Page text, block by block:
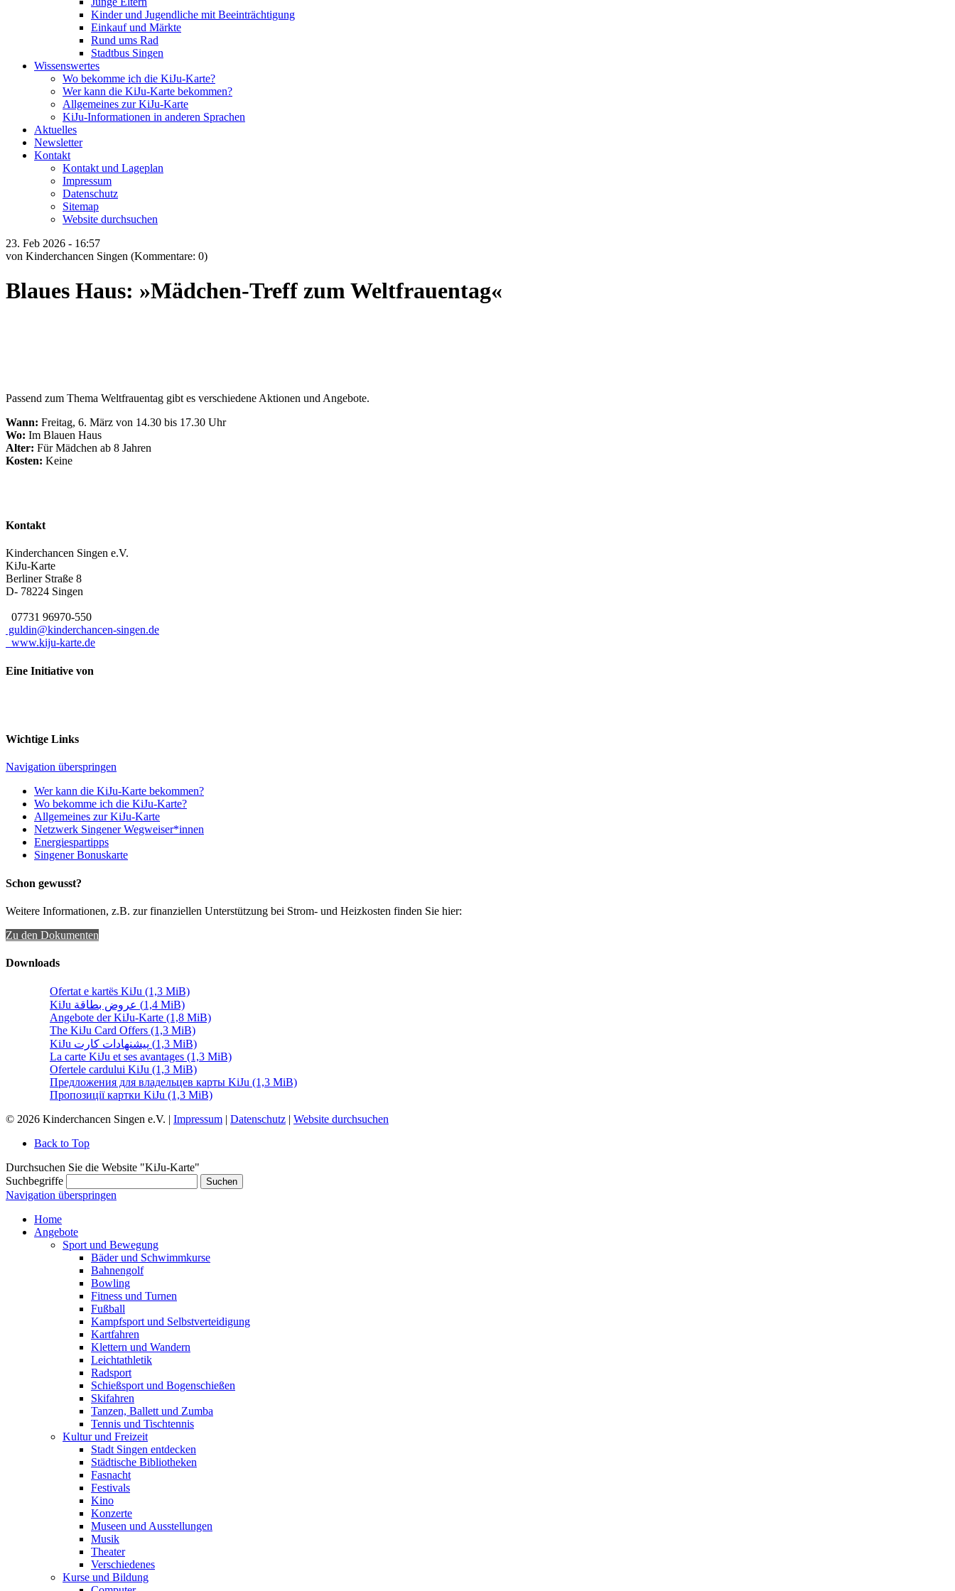
Kinder und Jugendliche mit Beeinträchtigung
Einkauf und Märkte
Rund ums Rad
Stadtbus Singen
Wissenswertes
Wo bekomme ich die KiJu-Karte?
Wer kann die KiJu-Karte bekommen?
Allgemeines zur KiJu-Karte
KiJu-Informationen in anderen Sprachen
Aktuelles
Newsletter
Kontakt
Kontakt und Lageplan
Impressum
Datenschutz
Sitemap
Website durchsuchen
23. Feb 2026 - 16:57
von Kinderchancen Singen (Kommentare: 0)
Blaues Haus: »Mädchen-Treff zum Weltfrauentag«
Passend zum Thema Weltfrauentag gibt es verschiedene Aktionen und Angebote.
Wann: Freitag, 6. März von 14.30 bis 17.30 Uhr
Wo: Im Blauen Haus
Alter: Für Mädchen ab 8 Jahren
Kosten: Keine
Kontakt
Kinderchancen Singen e.V.
KiJu-Karte
Berliner Straße 8
D- 78224 Singen
07731 96970-550
guldin@kinderchancen-singen.de
www.kiju-karte.de
Eine Initiative von
Wichtige Links
Navigation überspringen
Wer kann die KiJu-Karte bekommen?
Wo bekomme ich die KiJu-Karte?
Allgemeines zur KiJu-Karte
Netzwerk Singener Wegweiser*innen
Energiespartipps
Singener Bonuskarte
Schon gewusst?
Weitere Informationen, z.B. zur finanziellen Unterstützung bei Strom- und Heizkosten finden Sie hier:
Zu den Dokumenten
Downloads
Ofertat e kartës KiJu (1,3 MiB)
(1,4 MiB)
Angebote der KiJu-Karte (1,8 MiB)
The KiJu Card Offers (1,3 MiB)
(1,3 MiB)
La carte KiJu et ses avantages (1,3 MiB)
Ofertele cardului KiJu (1,3 MiB)
Предложения для владельцев карты KiJu (1,3 MiB)
Пропозиції картки KiJu (1,3 MiB)
© 2026 Kinderchancen Singen e.V. | Impressum | Datenschutz | Website durchsuchen
Back to Top
Durchsuchen Sie die Website "KiJu-Karte"
Suchbegriffe
Suchen
Navigation überspringen
Home
Angebote
Sport und Bewegung
Bäder und Schwimmkurse
Bahnengolf
Bowling
Fitness und Turnen
Fußball
Kampfsport und Selbstverteidigung
Kartfahren
Klettern und Wandern
Leichtathletik
Radsport
Schießsport und Bogenschießen
Skifahren
Tanzen, Ballett und Zumba
Tennis und Tischtennis
Kultur und Freizeit
Stadt Singen entdecken
Städtische Bibliotheken
Fasnacht
Festivals
Kino
Konzerte
Museen und Ausstellungen
Musik
Theater
Verschiedenes
Kurse und Bildung